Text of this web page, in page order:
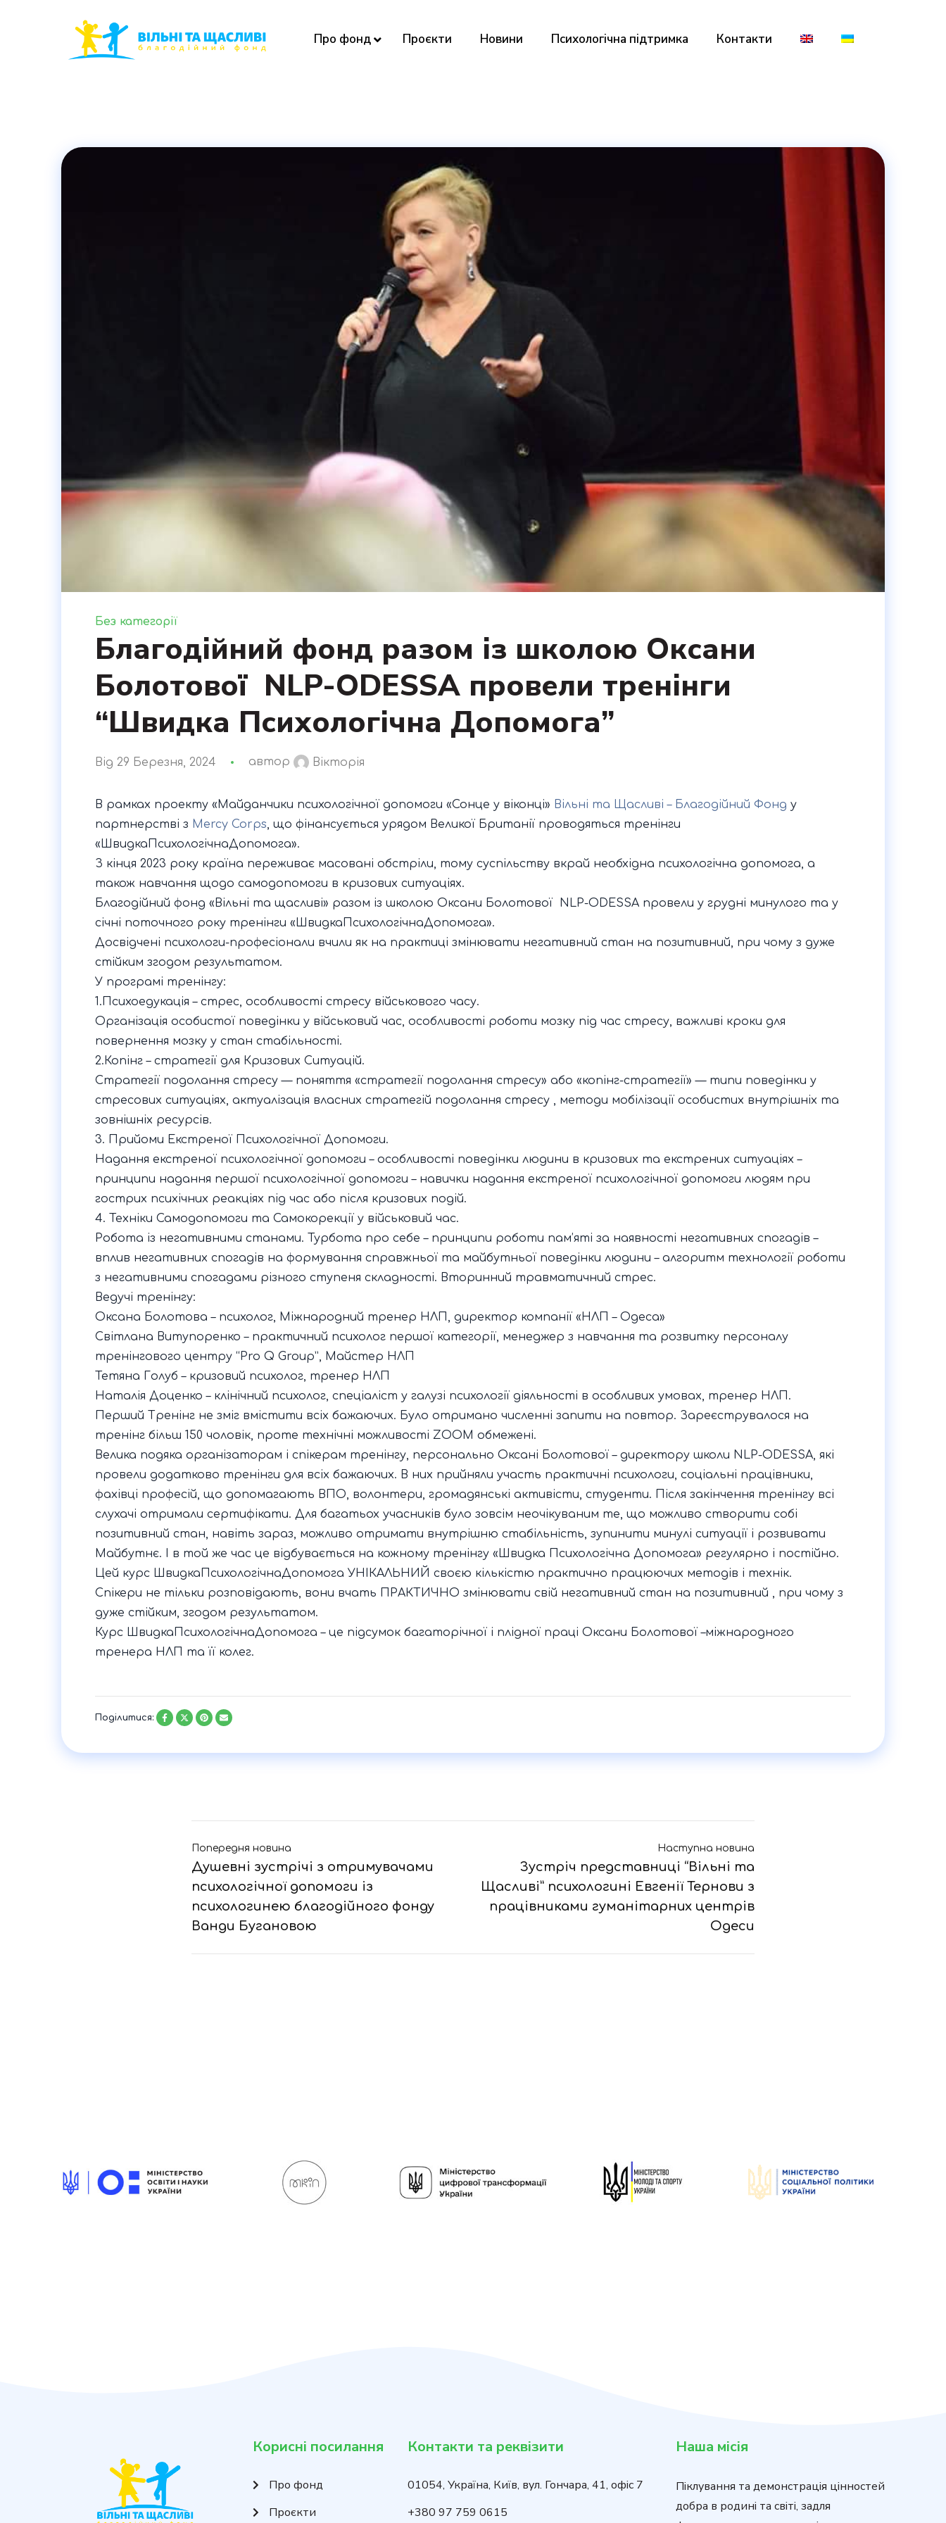
Про фонд Проєкти Новини Психологічна підтримка Контакти
Без категорії
Благодійний фонд разом із школою Оксани
Болотової NLP-ODESSA провели тренінги
“Швидка Психологічна Допомога”
Від 29 Березня, 2024 автор Вікторія
В рамках проекту «Майданчики психологічної допомоги «Сонце у віконці» Вільні та Щасливі – Благодійний Фонд у
партнерстві з Mercy Corps, що фінансується урядом Великої Британії проводяться тренінги
«ШвидкаПсихологічнаДопомога».
З кінця 2023 року країна переживає масовані обстріли, тому суспільству вкрай необхідна психологічна допомога, а
також навчання щодо самодопомоги в кризових ситуаціях.
Благодійний фонд «Вільні та щасливі» разом із школою Оксани Болотової NLP-ODESSA провели у грудні минулого та у
січні поточного року тренінги «ШвидкаПсихологічнаДопомога».
Досвідчені психологи-професіонали вчили як на практиці змінювати негативний стан на позитивний, при чому з дуже
стійким згодом результатом.
У програмі тренінгу:
1.Психоедукація – стрес, особливості стресу військового часу.
Організація особистої поведінки у військовий час, особливості роботи мозку під час стресу, важливі кроки для
повернення мозку у стан стабільності.
2.Копінг – стратегії для Кризових Ситуацій.
Стратегії подолання стресу — поняття «стратегії подолання стресу» або «копінг-стратегії» — типи поведінки у
стресових ситуаціях, актуалізація власних стратегій подолання стресу , методи мобілізації особистих внутрішніх та
зовнішніх ресурсів.
3. Прийоми Екстреної Психологічної Допомоги.
Надання екстреної психологічної допомоги – особливості поведінки людини в кризових та екстрених ситуаціях –
принципи надання першої психологічної допомоги – навички надання екстреної психологічної допомоги людям при
гострих психічних реакціях під час або після кризових подій.
4. Техніки Самодопомоги та Самокорекції у військовий час.
Робота із негативними станами. Турбота про себе – принципи роботи пам’яті за наявності негативних спогадів –
вплив негативних спогадів на формування справжньої та майбутньої поведінки людини – алгоритм технології роботи
з негативними спогадами різного ступеня складності. Вторинний травматичний стрес.
Ведучі тренінгу:
Оксана Болотова – психолог, Міжнародний тренер НЛП, директор компанії «НЛП – Одеса»
Світлана Витупоренко – практичний психолог першої категорії, менеджер з навчання та розвитку персоналу
тренінгового центру “Pro Q Group”, Майстер НЛП
Тетяна Голуб – кризовий психолог, тренер НЛП
Наталія Доценко – клінічний психолог, спеціаліст у галузі психології діяльності в особливих умовах, тренер НЛП.
Перший Тренінг не зміг вмістити всіх бажаючих. Було отримано численні запити на повтор. Зареєструвалося на
тренінг більш 150 чоловік, проте технічні можливості ZOOM обмежені.
Велика подяка організаторам і спікерам тренінгу, персонально Оксані Болотової – директору школи NLP-ODESSA, які
провели додатково тренінги для всіх бажаючих. В них прийняли участь практичні психологи, соціальні працівники,
фахівці професій, що допомагають ВПО, волонтери, громадянські активісти, студенти. Після закінчення тренінгу всі
слухачі отримали сертифікати. Для багатьох учасників було зовсім неочікуваним те, що можливо створити собі
позитивний стан, навіть зараз, можливо отримати внутрішню стабільність, зупинити минулі ситуації і розвивати
Майбутнє. І в той же час це відбувається на кожному тренінгу «Швидка Психологічна Допомога» регулярно і постійно.
Цей курс ШвидкаПсихологічнаДопомога УНІКАЛЬНИЙ своєю кількістю практично працюючих методів і технік.
Спікери не тільки розповідають, вони вчать ПРАКТИЧНО змінювати свій негативний стан на позитивний , при чому з
дуже стійким, згодом результатом.
Курс ШвидкаПсихологічнаДопомога – це підсумок багаторічної і плідної праці Оксани Болотової –міжнародного
тренера НЛП та її колег.
Поділитися:
Попередня новина
Душевні зустрічі з отримувачами
психологічної допомоги із
психологинею благодійного фонду
Ванди Бугановою
Наступна новина
Зустріч представниці “Вільні та
Щасливі” психологині Евгенії Тернови з
працівниками гуманітарних центрів
Одеси
Корисні посилання
Про фонд
Проєкти
Контакти та реквізити
01054, Україна, Київ, вул. Гончара, 41, офіс 7
+380 97 759 0615
Наша місія
Піклування та демонстрація цінностей
добра в родині та світі, задля